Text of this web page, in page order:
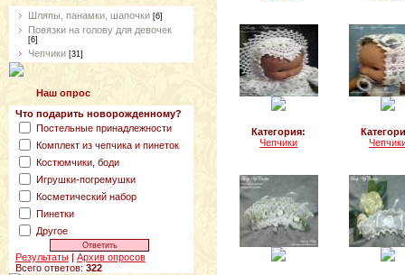
Шляпы, панамки, шапочки [6]
Повязки на голову для девочек
[6]
Чепчики [31]
Наш опрос
Что подарить новорожденному?
Постельные принадлежности
Комплект из чепчика и пинеток
Костюмчики, боди
Игрушки-погремушки
Косметический набор
Пинетки
Другое
Результаты| Архив опросов
Всего ответов: 322
Категория:
Чепчики